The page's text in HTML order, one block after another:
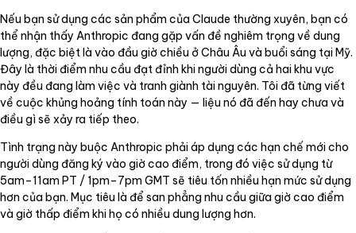
Nếu bạn sử dụng các sản phẩm của Claude thường xuyên, bạn có
thể nhận thấy Anthropic đang gặp vấn đề nghiêm trọng về dung
lượng, đặc biệt là vào đầu giờ chiều ở Châu Âu và buổi sáng tại Mỹ.
Đây là thời điểm nhu cầu đạt đỉnh khi người dùng cả hai khu vực
này đều đang làm việc và tranh giành tài nguyên. Tôi đã từng viết
về cuộc khủng hoảng tính toán này — liệu nó đã đến hay chưa và
điều gì sẽ xảy ra tiếp theo.
Tình trạng này buộc Anthropic phải áp dụng các hạn chế mới cho
người dùng đăng ký vào giờ cao điểm, trong đó việc sử dụng từ
5am–11am PT / 1pm–7pm GMT sẽ tiêu tốn nhiều hạn mức sử dụng
hơn của bạn. Mục tiêu là để san phẳng nhu cầu giữa giờ cao điểm
và giờ thấp điểm khi họ có nhiều dung lượng hơn.